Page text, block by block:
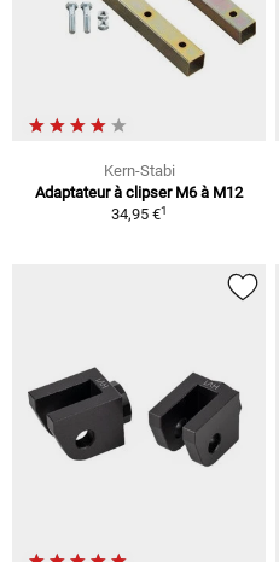
Kern-Stabi
Adaptateur à clipser M6 à M12
34,95 €1